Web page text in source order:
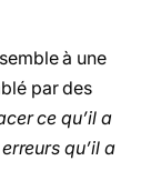
à une
par des
ce qu’il a
qu’il a